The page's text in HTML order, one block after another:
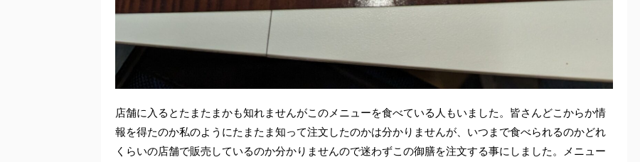
店舗に入るとたまたまかも知れませんがこのメニューを食べている人もいました。皆さんどこからか情
報を得たのか私のようにたまたま知って注文したのかは分かりませんが、いつまで食べられるのかどれ
くらいの店舗で販売しているのか分かりませんので迷わずこの御膳を注文する事にしました。メニュー